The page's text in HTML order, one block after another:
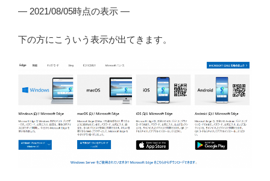
— 2021/08/05時点の表示 —
下の方にこういう表示が出てきます。